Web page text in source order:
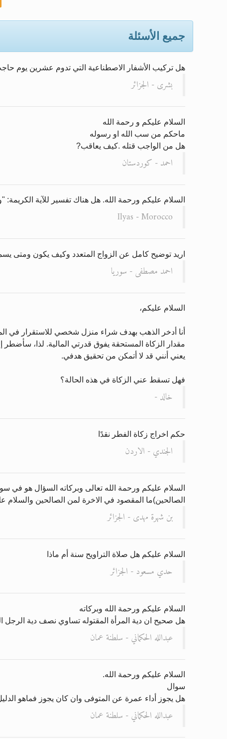
الحجّ.. دلالات، حِكم، وأهداف >>
اقرأ هذا المقال في أهمية عيد
اقرأ هذا المقال في أهمية عيد
الحجّ.. دلالات، حِكم، وأهداف >>
تعميم هامّ لأفراد الجماعة >>
جميع الأسئلة
هل تركيب الأشفار الاصطناعية التي تدوم عشرين يوم حاجب
بشرى - الجزائر
السلام عليكم و رحمة الله
ماحكم من سب الله او رسوله
هل من الواجب قتله .كيف يعاقب?
احمد - كوردستان
السلام عليكم ورحمة الله. هل هناك تفسير للآية
Ilyas - Morocco
اريد توضيح كامل عن الزواج المتعدد وكيف يكون ومتى
احمد مصطفى - سوريا
السلام عليكم،
أنا أدخر الذهب بهدف شراء منزل شخصي للاستقرار في
مقدار الزكاة المستحقة يفوق قدرتي المالية. لذا،
يعني أنني قد لا أتمكن من تحقيق هدفي.
فهل تسقط عني الزكاة في هذه الحالة؟
خالد -
حكم اخراج زكاة الفطر نقدًا
الجندي - الاردن
السلام عليكم ورحمة الله تعالى وبركاته السؤال هو في
الصالحين)ما المقصود في الاخرة لمن الصالحين والسلام
بن شهرة مهدى - الجزائر
السلام عليكم هل صلاة التراويح سنة أم ماذا
حدي مسعود - الجزائر
السلام عليكم ورحمة الله وبركاته
هل صحيح ان دية المرأة المقتوله تساوي نصف دية الرجل
عبدالله الحكماني - سلطنة عمان
السلام عليكم ورحمة الله.
سوال
هل يجوز أداء عمرة عن المتوفى وان كان يجوز فماهو
عبدالله الحكماني - سلطنة عمان